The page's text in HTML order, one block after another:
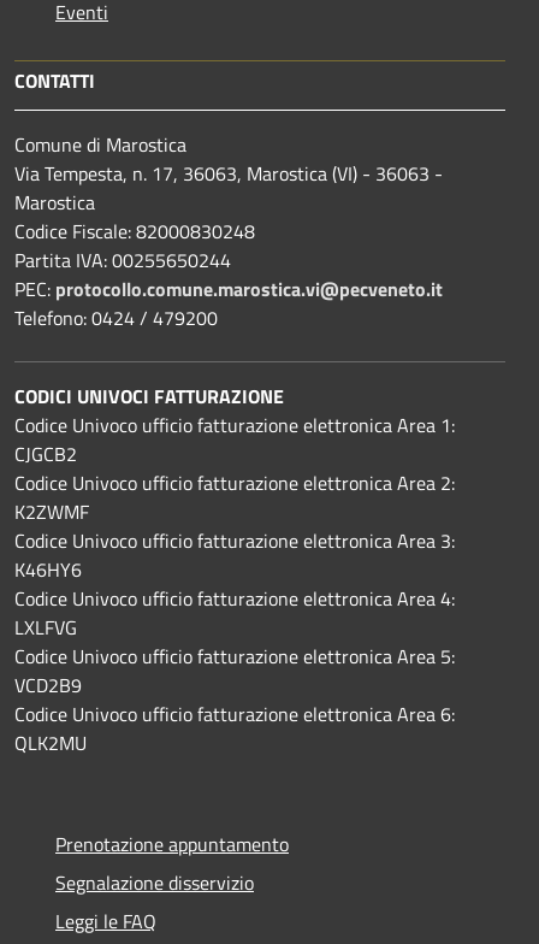
Eventi
CONTATTI
Comune di Marostica
Via Tempesta, n. 17, 36063, Marostica (VI) - 36063 -
Marostica
Codice Fiscale: 82000830248
Partita IVA: 00255650244
PEC: protocollo.comune.marostica.vi@pecveneto.it
Telefono: 0424 / 479200
CODICI UNIVOCI FATTURAZIONE
Codice Univoco ufficio fatturazione elettronica Area 1:
CJGCB2
Codice Univoco ufficio fatturazione elettronica Area 2:
K2ZWMF
Codice Univoco ufficio fatturazione elettronica Area 3:
K46HY6
Codice Univoco ufficio fatturazione elettronica Area 4:
LXLFVG
Codice Univoco ufficio fatturazione elettronica Area 5:
VCD2B9
Codice Univoco ufficio fatturazione elettronica Area 6:
QLK2MU
Prenotazione appuntamento
Segnalazione disservizio
Leggi le FAQ